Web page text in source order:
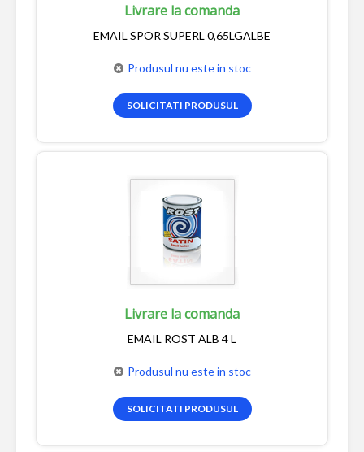
Livrare la comanda
EMAIL SPOR SUPERL 0,65LGALBE
Produsul nu este in stoc
SOLICITATI PRODUSUL
Livrare la comanda
EMAIL ROST ALB 4 L
Produsul nu este in stoc
SOLICITATI PRODUSUL